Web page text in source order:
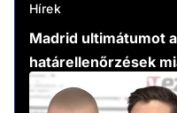
Hírek
Madrid ultimátumot
határellenőrzések